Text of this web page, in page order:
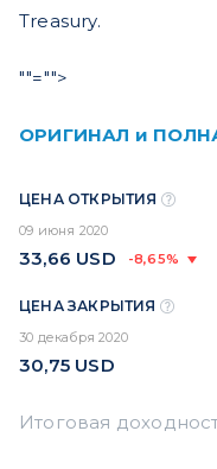
Treasury.
""="">
ОРИГИНАЛ и
ЦЕНА ОТКРЫТИЯ
09 июня 2020
33,66 USD -8,65%
ЦЕНА ЗАКРЫТИЯ
30 декабря 2020
30,75 USD